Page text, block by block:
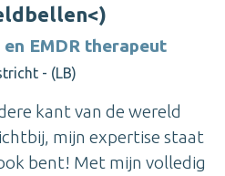
EMDR therapeut
- (LB)
kant van de wereld
mijn expertise staat
bent! Met mijn volledig